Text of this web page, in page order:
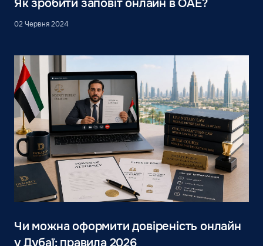
Як зробити заповіт онлайн в ОАЕ?
02 Червня 2024
Чи можна оформити довіреність онлайн
у Дубаї: правила 2026